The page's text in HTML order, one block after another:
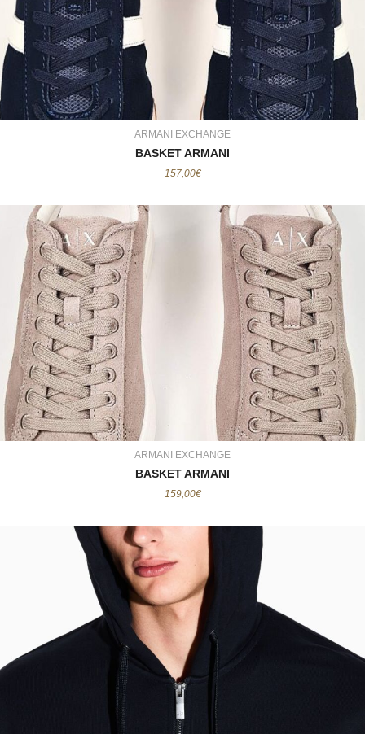
ARMANI EXCHANGE
BASKET ARMANI
157,00€
BASKET ARMANI
ARMANI EXCHANGE
BASKET ARMANI
159,00€
ARMANI EXCHANGE
BASKET ARMANI
ARMANI EXCHANGE
VESTE ARMANI
139,00